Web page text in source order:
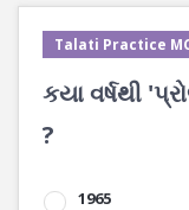
Talati Practice
કયા વર્ષથી
?
1965